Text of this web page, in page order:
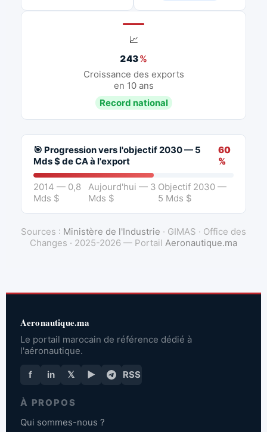
📈
243%
Croissance des exports
en 10 ans
Record national
🎯 Progression vers l'objectif 2030 — 5
Mds $ de CA à l'export
60
%
2014 — 0,8
Mds $
Aujourd'hui — 3
Mds $
Objectif 2030 —
5 Mds $
Sources : Ministère de l'Industrie · GIMAS · Office des
Changes · 2025-2026 — Portail Aeronautique.ma
Aeronautique.ma
Le portail marocain de référence dédié à
l'aéronautique.
f in 𝕏 ▶ RSS
À PROPOS
Qui sommes-nous ?